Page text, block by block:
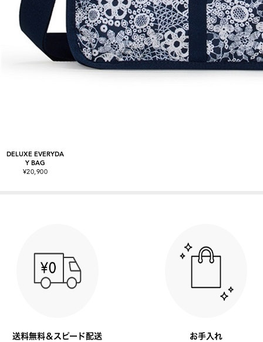
DELUXE EVERYDA
Y BAG
¥20,900
送料無料＆スピード配送 お手入れ